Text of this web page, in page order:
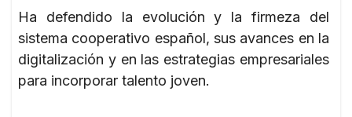
Ha defendido la evolución y la firmeza del
sistema cooperativo español, sus avances en la
digitalización y en las estrategias empresariales
para incorporar talento joven.